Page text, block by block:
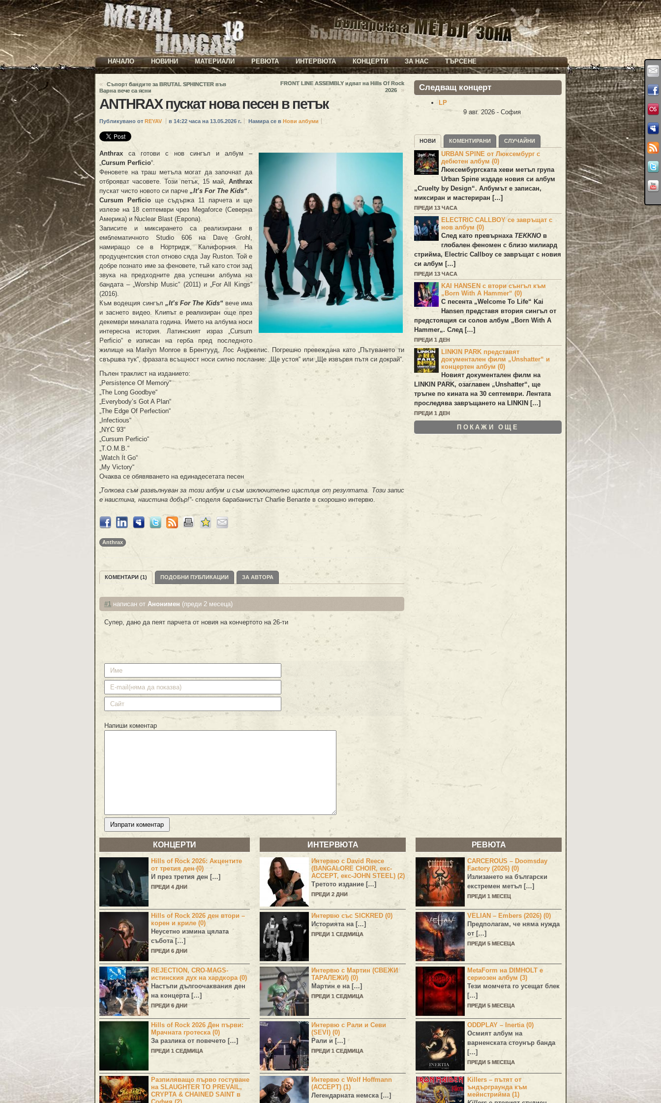
НАЧАЛО НОВИНИ МАТЕРИАЛИ РЕВЮТА ИНТЕРВЮТА КОНЦЕРТИ ЗА НАС ТЪРСЕНЕ
«
Съпорт бандите за BRUTAL SPHINCTER във
Варна вече са ясни
FRONT LINE ASSEMBLY идват на Hills Of Rock
2026
»
ANTHRAX пускат нова песен в петък
Публикувано от REYAV в 14:22 часа на 13.05.2026 г. Намира се в Нови албуми
Anthrax са готови с нов сингъл и албум –
Cursum Perficio“.
Феновете на траш метъла могат да започнат да
отброяват часовете. Този петък, 15 май, Anthrax
пускат чисто новото си парче „It’s For The Kids“
Cursum Perficio ще съдържа 11 парчета и ще
излезе на 18 септември чрез Megaforce (Северна
Америка) и Nuclear Blast (Европа).
Записите и миксирането са реализирани в
емблематичното Studio 606 на Dave Grohl,
намиращо се в Нортридж, Калифорния. На
продуцентския стол отново сяда Jay Ruston. Той е
добре познато име за феновете, тъй като стои зад
звука на предходните два успешни албума на
бандата – „Worship Music“ (2011) и „For All Kings“
(2016).
Към водещия сингъл „It’s For The Kids“ вече има
и заснето видео. Клипът е реализиран още през
декември миналата година. Името на албума носи
интересна история. Латинският израз „Cursum
Perficio“ е изписан на герба пред последното
жилище на Marilyn Monroe в Брентууд, Лос Анджелис. Погрешно превеждана като „Пътуването ти
свършва тук“, фразата всъщност носи силно послание: „Ще устоя“ или „Ще извървя пътя си докрай“.
Пълен траклист на изданието:
„Persistence Of Memory“
„The Long Goodbye“
„Everybody’s Got A Plan“
„The Edge Of Perfection“
„Infectious“
„NYC 93“
„Cursum Perficio“
„T.O.M.B.“
„Watch It Go“
„My Victory“
Очаква се обявяването на единадесетата песен
„Толкова съм развълнуван за този албум и съм изключително щастлив от резултата. Този запис
е наистина, наистина добър!“- споделя барабанистът Charlie Benante в скорошно интервю.
Anthrax
КОМЕНТАРИ (1) ПОДОБНИ ПУБЛИКАЦИИ ЗА АВТОРА
#1 написан от Анонимен (преди 2 месеца)
Супер, дано да пеят парчета от новия на кончертото на 26-ти
Напиши коментар
Следващ концерт
LP
9 авг. 2026 - София
НОВИ КОМЕНТИРАНИ СЛУЧАЙНИ
URBAN SPINE от Люксембург с
дебютен албум (0)
Люксембургската хеви метъл група
Urban Spineиздаде новия си албум
„Cruelty by Design“. Албумът е записан,
миксиран и мастериран […]
ПРЕДИ 13 ЧАСА
ELECTRIC CALLBOY се завръщат с
нов албум (0)
След като превърнаха TEKKNO в
глобален феномен с близо милиард
стрийма, Electric Callboy се завръщат с новия
си албум […]
ПРЕДИ 13 ЧАСА
KAI HANSEN с втори сънгъл към
„Born With A Hammer“ (0)
С песента „Welcome To Life“ Kai
Hansen представя втория сингъл от
предстоящия си солов албум „ Born With A
Hammer„. След […]
ПРЕДИ 1 ДЕН
LINKIN PARK представят
документален филм „Unshatter“ и
концертен албум (0)
Новият документален филм на
LINKIN PARK, озаглавен „Unshatter“, ще
тръгне по кината на 30 септември. Лентата
проследява завръщането наLINKIN […]
ПРЕДИ 1 ДЕН
ПОКАЖИ ОЩЕ
КОНЦЕРТИ
Hills of Rock 2026: Акцентите
от третия ден (0)
И през третия ден […]
ПРЕДИ 4 ДНИ
Hills of Rock 2026 ден втори –
корен и криле (0)
Неусетно измина цялата
събота […]
ПРЕДИ 6 ДНИ
REJECTION, CRO-MAGS-
истинския дух на хардкора (0)
Настъпи дългоочаквания ден
на концерта […]
ПРЕДИ 6 ДНИ
Hills of Rock 2026 Ден първи:
Мрачната гротеска (0)
За разлика от повечето […]
ПРЕДИ 1 СЕДМИЦА
Разпиляващо първо гостуване
на SLAUGHTER TO PREVAIL,
CRYPTA & CHAINED SAINT в
ИНТЕРВЮТА
Интервю с David Reece
(BANGALORE CHOIR, екс-
ACCEPT, екс-JOHN STEEL) (2)
Третото издание […]
ПРЕДИ 2 ДНИ
Интервю със SICKRED (0)
Историята на […]
ПРЕДИ 1 СЕДМИЦА
Интервю с Мартин (СВЕЖИ
ТАРАЛЕЖИ) (0)
Мартин е на […]
ПРЕДИ 1 СЕДМИЦА
Интервю с Рали и Севи
(SEVI) (0)
Рали и […]
ПРЕДИ 1 СЕДМИЦА
Интервю с Wolf Hoffmann
(ACCEPT) (1)
Легендарната немска […]
РЕВЮТА
CARCEROUS – Doomsday
Factory (2026) (0)
Излизането на български
екстремен метъл […]
ПРЕДИ 1 МЕСЕЦ
VELIAN – Embers (2026) (0)
Предполагам, че няма нужда
от […]
ПРЕДИ 5 МЕСЕЦА
MetaForm на DIMHOLT е
сериозен албум (3)
Тези момчета го усещат блек
[…]
ПРЕДИ 5 МЕСЕЦА
ODDPLAY – Inertia (0)
Осмият албум на
варненската стоунър банда
[…]
ПРЕДИ 5 МЕСЕЦА
Killers – пътят от
ъндърграунда към
мейнстрийма (1)